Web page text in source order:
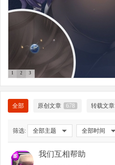
1 2 3
全部 原创文章 678 转载文章
筛选: 全部主题 全部时间
我们互相帮助